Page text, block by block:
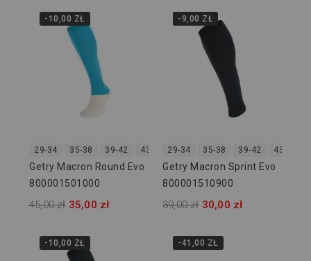
-10,00 ZŁ
29-34 35-38 39-42 43-46
Getry Macron Round Evo
800001501000
45,00 zł 35,00 zł
-9,00 ZŁ
29-34 35-38 39-42 43-46
Getry Macron Sprint Evo
800001510900
39,00 zł 30,00 zł
-10,00 ZŁ -41,00 ZŁ